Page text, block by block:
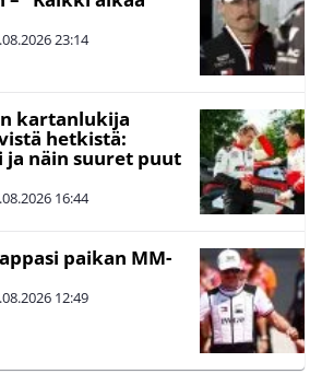
23:14
kartanlukija
hetkistä:
ja näin suuret puut
16:44
paikan MM-
12:49